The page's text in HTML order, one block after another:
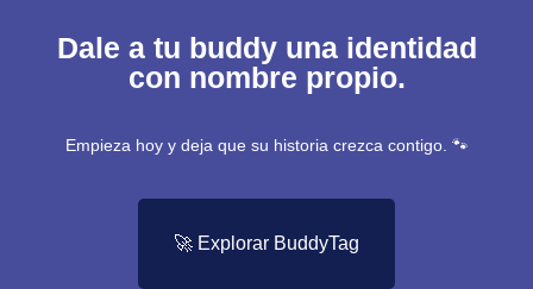
Dale a tu buddy una identidad
con nombre propio.
Empieza hoy y deja que su historia crezca contigo. 🐾
🚀 Explorar BuddyTag